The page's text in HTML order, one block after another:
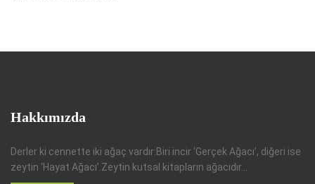
Hakkımızda
Derler ki cennette iki ağaç vardır:Biri incir ‘Gerçek Ağacı’, diğeri ise
zeytin ‘Hayat Ağacı’.Zeytin kutsal kitapların ağacıdır...